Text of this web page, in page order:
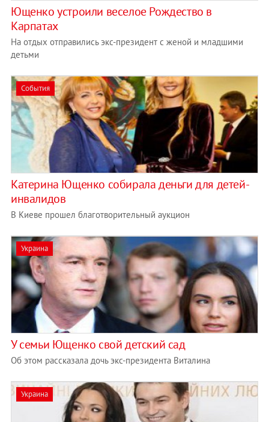
Ющенко устроили веселое Рождество в
Карпатах
На отдых отправились экс-президент с женой и младшими
детьми
События
Катерина Ющенко собирала деньги для детей-
инвалидов
В Киеве прошел благотворительный аукцион
Украина
У семьи Ющенко свой детский сад
Об этом рассказала дочь экс-президента Виталина
Украина